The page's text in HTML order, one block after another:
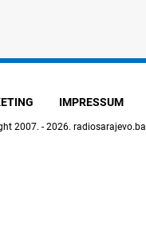
IMPRESSUM
2007. - 2026. radiosarajevo.ba